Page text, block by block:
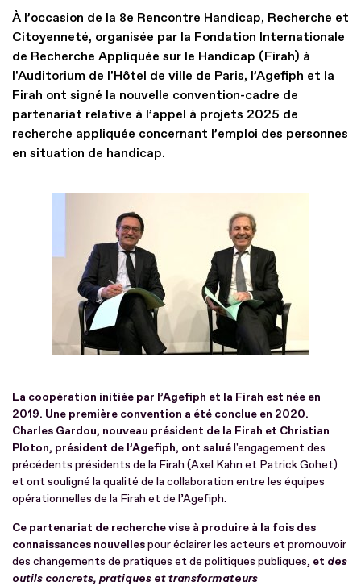
À l’occasion de la 8e Rencontre Handicap, Recherche et
Citoyenneté, organisée par la Fondation Internationale
de Recherche Appliquée sur le Handicap (Firah) à
l'Auditorium de l'Hôtel de ville de Paris, l’Agefiph et la
Firah ont signé la nouvelle convention-cadre de
partenariat relative à l’appel à projets 2025 de
recherche appliquée concernant l’emploi des personnes
en situation de handicap.
La coopération initiée par l’Agefiph et la Firah est née en
2019. Une première convention a été conclue en 2020.
Charles Gardou, nouveau président de la Firah et Christian
Ploton, président de l’Agefiph, ont saluél'engagement des
précédents présidents de la Firah (Axel Kahn et Patrick Gohet)
et ont souligné la qualité de la collaboration entre les équipes
opérationnelles de la Firah et de l’Agefiph.
Ce partenariat de recherche vise à produire à la fois des
connaissances nouvellespour éclairer les acteurs et promouvoir
des changements de pratiques et de politiques publiques, et des
outils concrets, pratiques et transformateurs